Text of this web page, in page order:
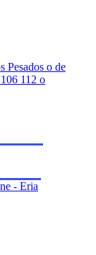
Pesados o de
112 o